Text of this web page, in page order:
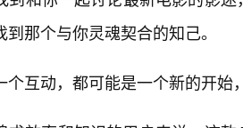
那个与你灵魂契合的知己。
个互动，都可能是一个新的开始